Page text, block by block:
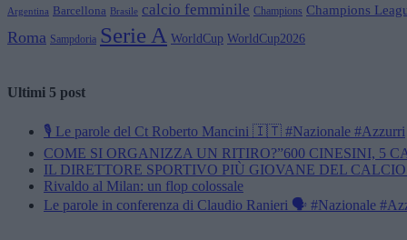
Argentina Barcellona Brasile calcio femminile Champions Champions
Roma Sampdoria Serie A WorldCup WorldCup2026
Ultimi 5 post
🎙️ Le parole del Ct Roberto Mancini 🇮🇹 #Nazionale #Azzurri
COME SI ORGANIZZA UN RITIRO?”600 CINESINI, 5
IL DIRETTORE SPORTIVO PIÙ GIOVANE DEL
Rivaldo al Milan: un flop colossale
Le parole in conferenza di Claudio Ranieri 🗣️ #Nazionale